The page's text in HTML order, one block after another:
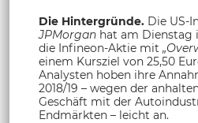
Die Hintergründe. Die US-
JPMorgan hat am Dienstag
die Infineon-Aktie mit
einem Kursziel von 25,50
Analysten hoben ihre
2018/19 – wegen der
Geschäft mit der
Endmärkten – leicht an.